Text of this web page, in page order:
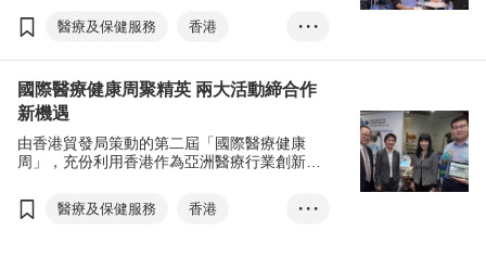
電子消費券
張淑芬
EXHIBITION+
商對易
掃碼易
球精英剖析行業趨勢，開拓商機。
醫療及保健服務
香港
香港國際醫療及保健展
亞洲醫療健康高峰論壇
國際醫療健康周
環球投資項目對接
InnoHealth Showca...
• • •
國際醫療健康周聚精英 兩大活動締合作
新機遇
由香港貿發局策動的第二屆「國際醫療健康
周」，充份利用香港作為亞洲醫療行業創新和
持，於5月16至31日載譽歸來。
醫療及保健服務
香港
• • •